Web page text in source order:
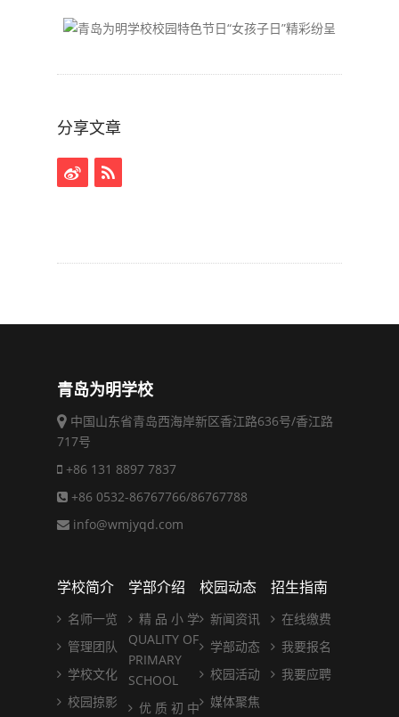
分享文章
青岛为明学校
中国山东省青岛西海岸新区香江路636号/香江路
717号
+86 131 8897 7837
+86 0532-86767766/86767788
info@wmjyqd.com
学校简介
名师一览
管理团队
学校文化
校园掠影
学部介绍
精 品 小 学
QUALITY OF
PRIMARY
SCHOOL
优 质 初 中
校园动态
新闻资讯
学部动态
校园活动
媒体聚焦
招生指南
在线缴费
我要报名
我要应聘